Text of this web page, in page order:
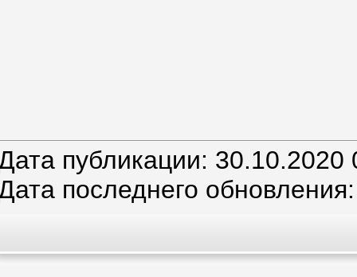
публикации: 30.10.2020
последнего